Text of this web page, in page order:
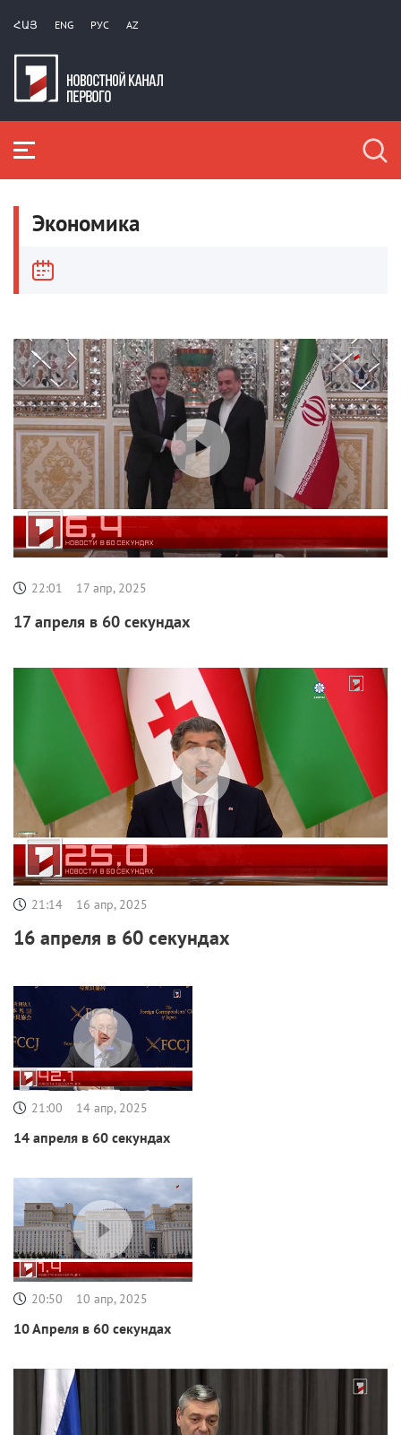
ՀԱՅ ENG РУС AZ
Экономика
22:01 17 апр, 2025
17 апреля в 60 секундах
21:14 16 апр, 2025
16 апреля в 60 секундах
21:00 14 апр, 2025
14 апреля в 60 секундах
20:50 10 апр, 2025
10 Апреля в 60 секундах